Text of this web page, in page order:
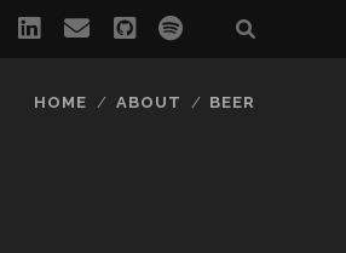
linkedin
emailgithubspotify
HOME ABOUT BEER